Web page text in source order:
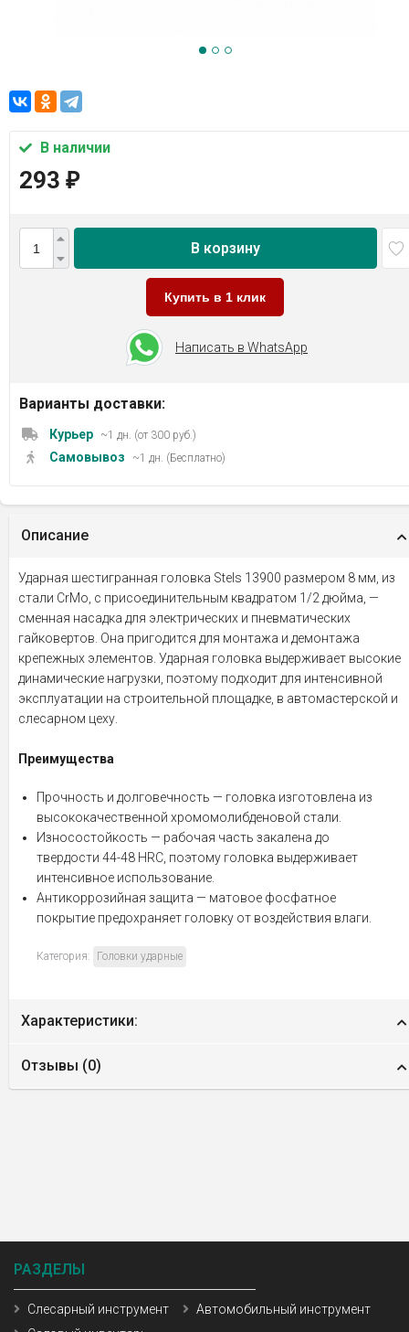
В наличии
293 ₽
В корзину
Купить в 1 клик
Написать в WhatsApp
Варианты доставки:
Курьер ~1 дн. (от 300 руб.)
Самовывоз ~1 дн. (Бесплатно)
Описание
Ударная шестигранная головка Stels 13900 размером 8 мм, из
стали CrMo, с присоединительным квадратом 1/2 дюйма, —
сменная насадка для электрических и пневматических
гайковертов. Она пригодится для монтажа и демонтажа
крепежных элементов. Ударная головка выдерживает высокие
динамические нагрузки, поэтому подходит для интенсивной
эксплуатации на строительной площадке, в автомастерской и
слесарном цеху.
Преимущества
Прочность и долговечность — головка изготовлена из
высококачественной хромомолибденовой стали.
Износостойкость — рабочая часть закалена до
твердости 44-48 HRC, поэтому головка выдерживает
интенсивное использование.
Антикоррозийная защита — матовое фосфатное
покрытие предохраняет головку от воздействия влаги.
Категория: Головки ударные
Характеристики:
Отзывы (0)
РАЗДЕЛЫ
Слесарный инструмент
Автомобильный инструмент